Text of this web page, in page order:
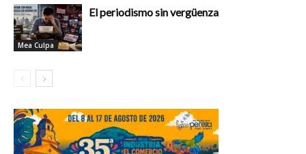
Mea Culpa
El periodismo sin vergüenza